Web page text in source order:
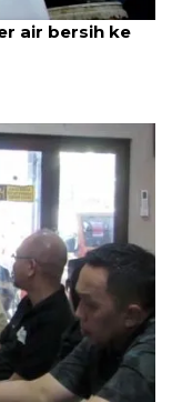
air bersih ke